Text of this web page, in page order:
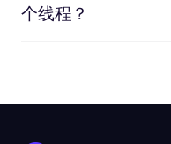
个线程？